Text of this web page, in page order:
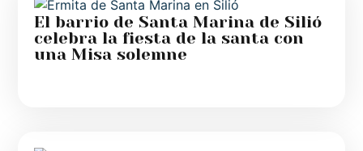
El barrio de Santa Marina de Silió
celebra la fiesta de la santa con
una Misa solemne